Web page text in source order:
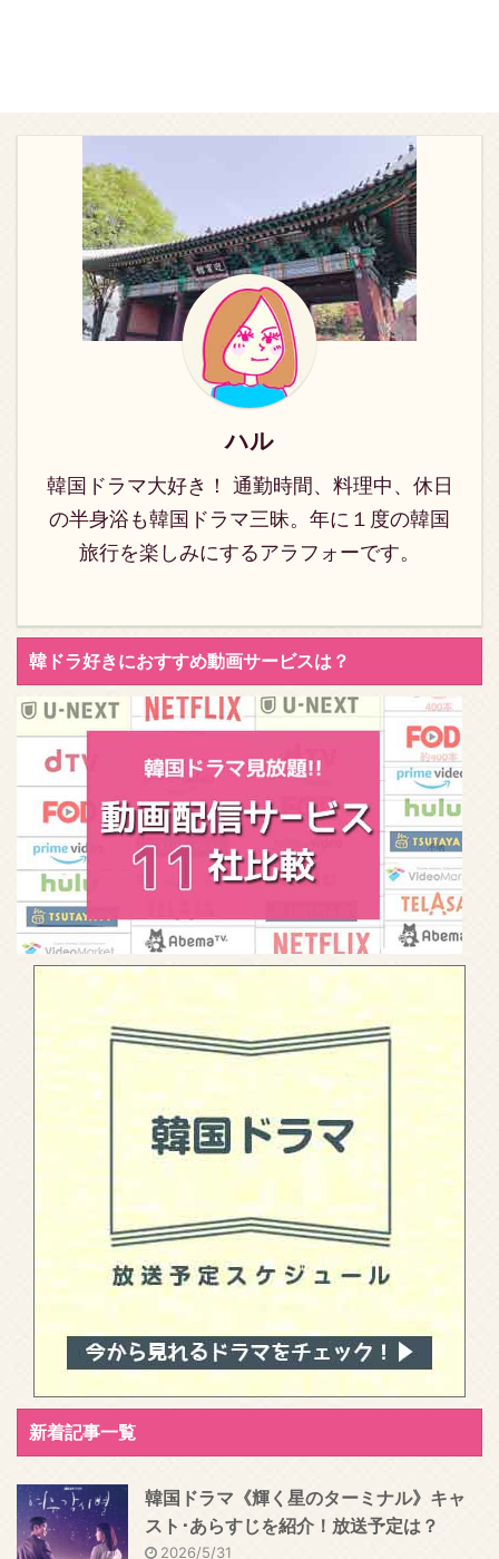
動画配信サービスU-
NEXTの利用が一番おす
すめです。 では、もっと
詳しくご紹介しますね。
《シンデレラと4人の騎
士》動画配信状況 2018
年11月 ...
ンナン（チェ・ミン）が
加わり…果たしてハウォ
ンは、無事にミッション
を成功させることができ
るのか？ イケメンたちに
囲まれてのドキドキ ...
予定情報をお伝えしてい
ます。 韓国ドラマ《シン
デレラと4人の騎士》の
概要 《シンデレラと4人
の騎士》は、苦学生のヒ
ロインとツンデレ御曹司
3人とのラブコメディー
です。 御曹司役にはチョ
ン・イル、アン・ジェヒ
と花美男たちの豪華キャ
スト。 「孫たちを真人間
にしてくれ」 ある日もた
らされた破格のバイト、
追い出され、 ...
代劇です。 朝鮮王朝の時
代。あるとき、流星落下
により結界が切れて鬼神
（悪霊）が宮廷に侵入。
宮廷は混乱に陥ります。
この時の騒ぎのせいで、
幼い王子イ・リンは幽霊
が見えるようになってし
まいます。 父と母を鬼神
に奪われたイ・リン。さ
王位を奪われ、宮廷を追
は、王宮を離れ孤独に暮
らしていました。 そんな
リンの護衛役武官ムソ
ハル
韓国ドラマ大好き！ 通勤時間、料理中、休日
の半身浴も韓国ドラマ三昧。年に１度の韓国
旅行を楽しみにするアラフォーです。
韓ドラ好きにおすすめ動画サービスは？
新着記事一覧
韓国ドラマ《輝く星のターミナル》キャ
スト･あらすじを紹介！放送予定は？
2026/5/31